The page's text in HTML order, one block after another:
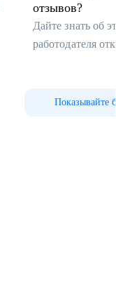
отзывов?
Дайте знать об
работодателя
Показывайте